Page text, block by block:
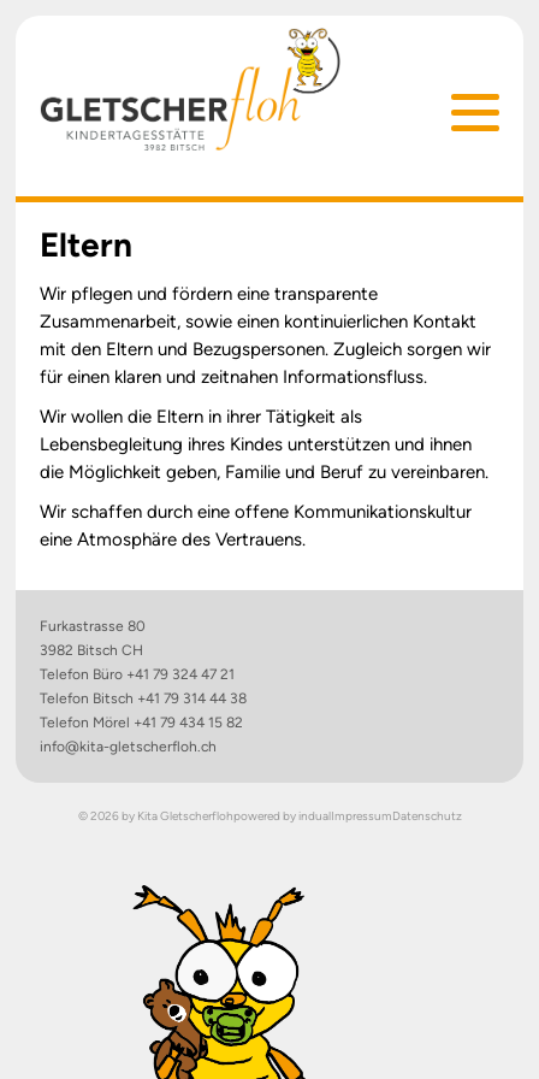
Eltern
Wir pflegen und fördern eine transparente
Zusammenarbeit, sowie einen kontinuierlichen Kontakt
mit den Eltern und Bezugspersonen. Zugleich sorgen wir
für einen klaren und zeitnahen Informationsfluss.
Wir wollen die Eltern in ihrer Tätigkeit als
Lebensbegleitung ihres Kindes unterstützen und ihnen
die Möglichkeit geben, Familie und Beruf zu vereinbaren.
Wir schaffen durch eine offene Kommunikationskultur
eine Atmosphäre des Vertrauens.
Furkastrasse 80
3982 Bitsch CH
Telefon Büro +41 79 324 47 21
Telefon Bitsch +41 79 314 44 38
Telefon Mörel +41 79 434 15 82
info@kita-gletscherfloh.ch
© 2026 by Kita Gletscherflohpowered by indualImpressumDatenschutz